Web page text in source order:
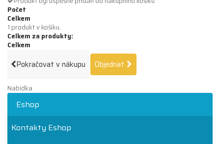
Počet
Celkem
1 produkt v košíku.
Celkem za produkty:
Celkem
Pokračovat v nákupu Objednat
Nabídka
Eshop
Kontakty Eshop